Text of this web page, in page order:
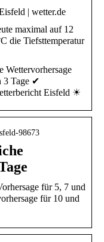
| wetter.de
maximal auf 12
die Tiefsttemperatur
3 Tage ✔
Eisfeld ☀
98673
für 5, 7 und
für 10 und